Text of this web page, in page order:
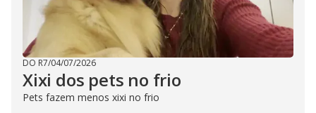
DO R7/04/07/2026
Xixi dos pets no frio
Pets fazem menos xixi no frio